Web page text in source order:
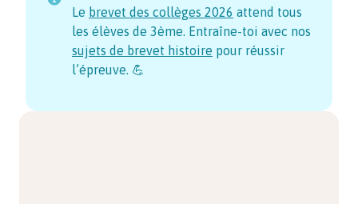
Le brevet des collèges 2026 attend tous
les élèves de 3ème. Entraîne-toi avec nos
sujets de brevet histoire pour réussir
l’épreuve. 💪